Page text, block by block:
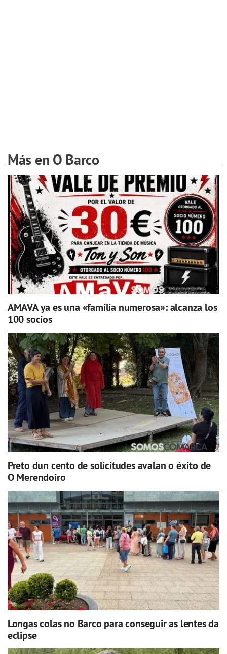
Más en O Barco
AMAVA ya es una «familia numerosa»: alcanza los
100 socios
Preto dun cento de solicitudes avalan o éxito de
O Merendoiro
Longas colas no Barco para conseguir as lentes da
eclipse